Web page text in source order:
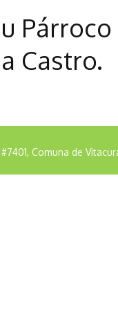
Párroco
Castro.
Comuna de